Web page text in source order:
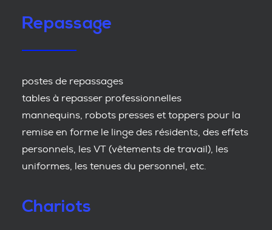
Repassage
postes de repassages
tables à repasser professionnelles
mannequins, robots presses et toppers pour la
remise en forme le linge des résidents, des effets
personnels, les VT (vêtements de travail), les
uniformes, les tenues du personnel, etc.
Chariots